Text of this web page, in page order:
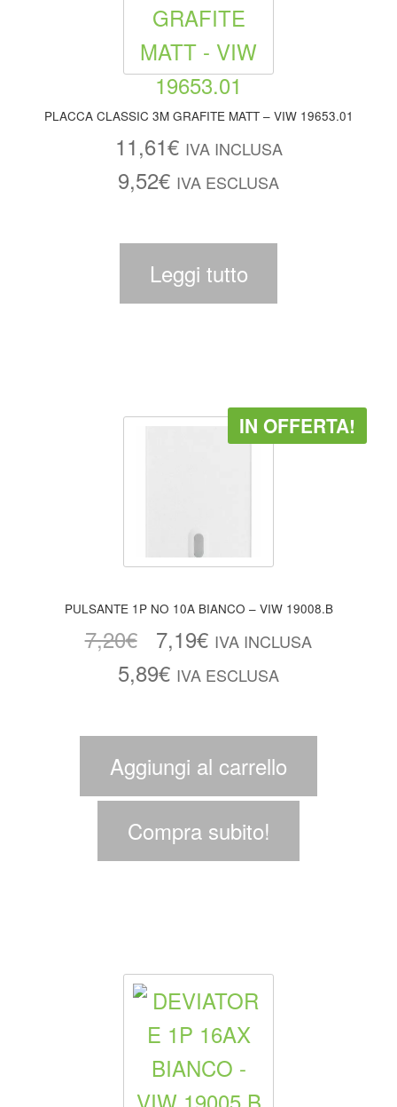
PLACCA CLASSIC 3M GRAFITE MATT – VIW 19653.01
11,61€ IVA INCLUSA
9,52€ IVA ESCLUSA
Leggi tutto
PULSANTE 1P NO 10A BIANCO – VIW 19008.B
IN OFFERTA!
7,20€ 7,19€ IVA INCLUSA
5,89€ IVA ESCLUSA
Aggiungi al carrello
Compra subito!